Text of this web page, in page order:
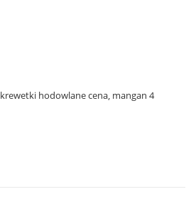
krewetki hodowlane cena, mangan 4